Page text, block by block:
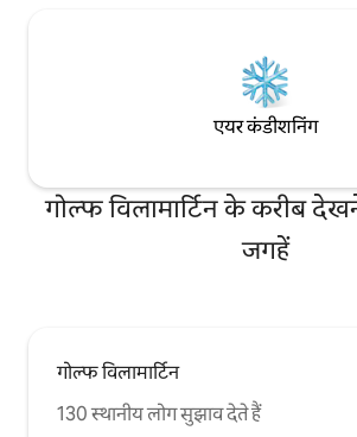
एयर कंडीशनिंग
गोल्फ विलामार्टिन के करीब
जगहें
गोल्फ विलामार्टिन
130 स्थानीय लोग सुझाव देते हैं